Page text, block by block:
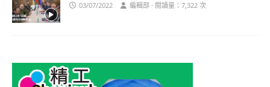
03/07/2022 編輯部 · 閱讀量：7,322 次